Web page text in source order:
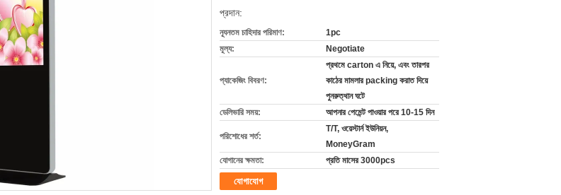
প্রদান:
ন্যূনতম চাহিদার পরিমাণ:
1pc
মূল্য:
Negotiate
প্যাকেজিং বিবরণ:
প্রথমে carton এ নিয়ে, এবং তারপর
কাঠের মামলার packing করাত দিয়ে
পুনরুত্থান ঘটে
ডেলিভারি সময়:
আপনার পেমেন্ট পাওয়ার পরে 10-15 দিন
পরিশোধের শর্ত:
T/T, ওয়েস্টার্ন ইউনিয়ন,
MoneyGram
যোগানের ক্ষমতা:
প্রতি মাসের 3000pcs
যোগাযোগ